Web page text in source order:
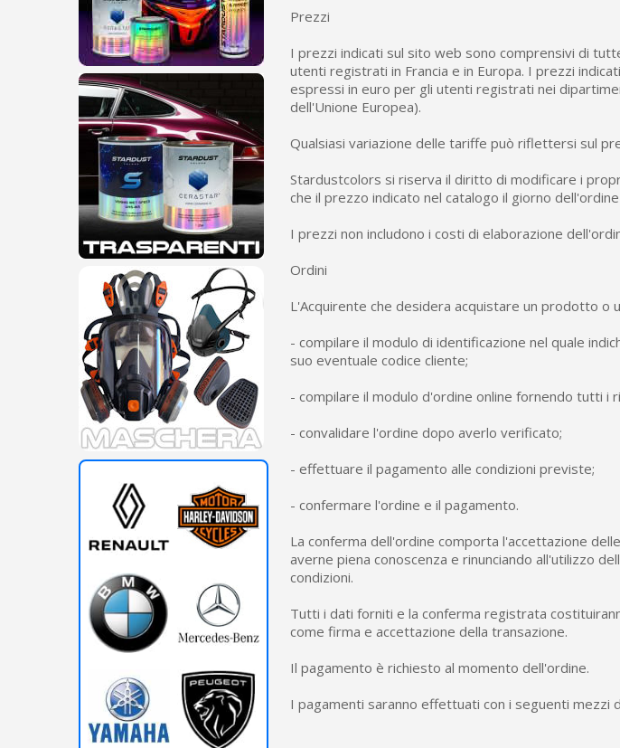
Prezzi
I prezzi indicati sul sito web sono comprensivi di
utenti registrati in Francia e in Europa. I prezzi
espressi in euro per gli utenti registrati nei
dell'Unione Europea).
Qualsiasi variazione delle tariffe può riflettersi sul
Stardustcolors si riserva il diritto di modificare i
che il prezzo indicato nel catalogo il giorno
I prezzi non includono i costi di elaborazione
Ordini
L'Acquirente che desidera acquistare un prodotto o
- compilare il modulo di identificazione nel quale
suo eventuale codice cliente;
- compilare il modulo d'ordine online fornendo tutti
- convalidare l'ordine dopo averlo verificato;
- effettuare il pagamento alle condizioni previste;
- confermare l'ordine e il pagamento.
La conferma dell'ordine comporta l'accettazione
averne piena conoscenza e rinunciando all'utilizzo
condizioni.
Tutti i dati forniti e la conferma registrata
come firma e accettazione della transazione.
Il pagamento è richiesto al momento dell'ordine.
I pagamenti saranno effettuati con i seguenti mezzi